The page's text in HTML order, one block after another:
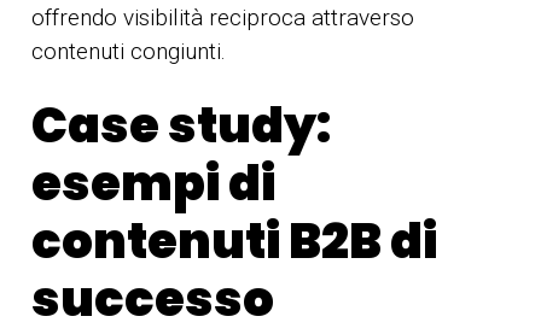
offrendo visibilità reciproca attraverso
contenuti congiunti.
Case study:
esempi di
contenuti B2B di
successo